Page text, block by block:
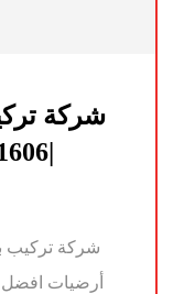
شركة
أرضيات